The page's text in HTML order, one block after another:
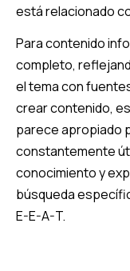
está relacionado
Para contenido
completo,
el tema con
crear contenido,
parece apropiado
constantemente
conocimiento y
búsqueda
E-E-A-T.